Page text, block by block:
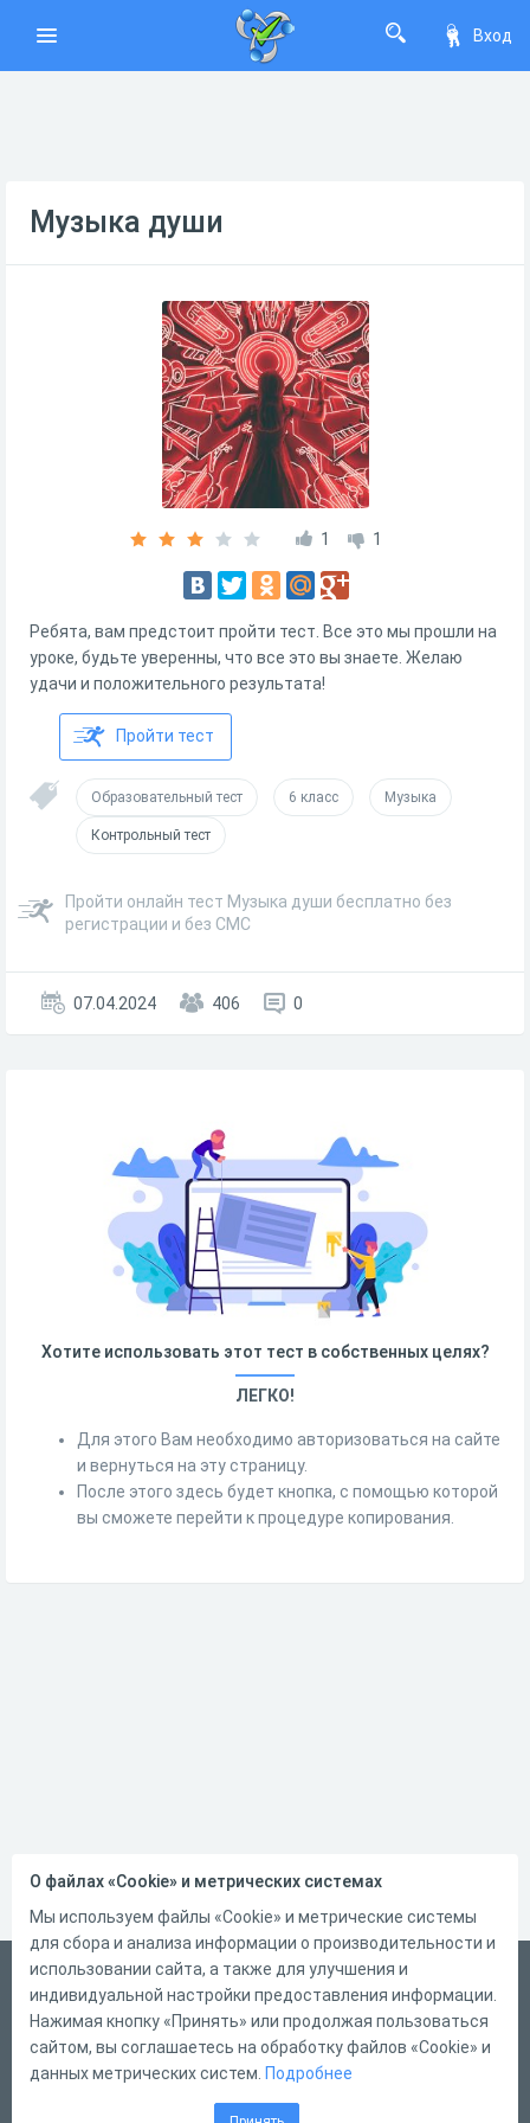
Вход
Музыка души
1 1
Ребята, вам предстоит пройти тест. Все это мы прошли на
уроке, будьте уверенны, что все это вы знаете. Желаю
удачи и положительного результата!
Пройти тест
Образовательный тест 6 класс Музыка
Контрольный тест
Пройти онлайн тест Музыка души бесплатно без
регистрации и без СМС
07.04.2024 406 0
Хотите использовать этот тест в собственных целях?
ЛЕГКО!
Для этого Вам необходимо авторизоваться на сайте
и вернуться на эту страницу.
После этого здесь будет кнопка, с помощью которой
вы сможете перейти к процедуре копирования.
Русский
Справка
Форма обратной связи
О файлах «Cookie» и метрических системах
Мы используем файлы «Cookie» и метрические системы
для сбора и анализа информации о производительности и
использовании сайта, а также для улучшения и
индивидуальной настройки предоставления информации.
Нажимая кнопку «Принять» или продолжая пользоваться
сайтом, вы соглашаетесь на обработку файлов «Cookie» и
данных метрических систем. Подробнее